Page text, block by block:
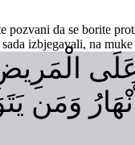
da se borite
izbjegavali, na
عَلَى
وَمَن